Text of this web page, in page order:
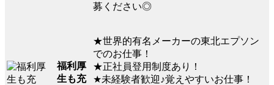
募ください◎
福利厚
生も充
★世界的有名メーカーの東北エプソン
でのお仕事！
★正社員登用制度あり！
★未経験者歓迎♪覚えやすいお仕事！